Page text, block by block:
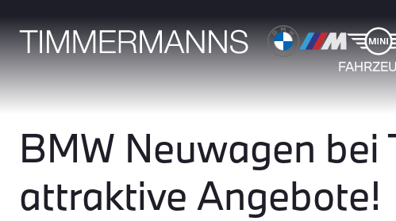
BMW Neuwagen
attraktive Angebote!